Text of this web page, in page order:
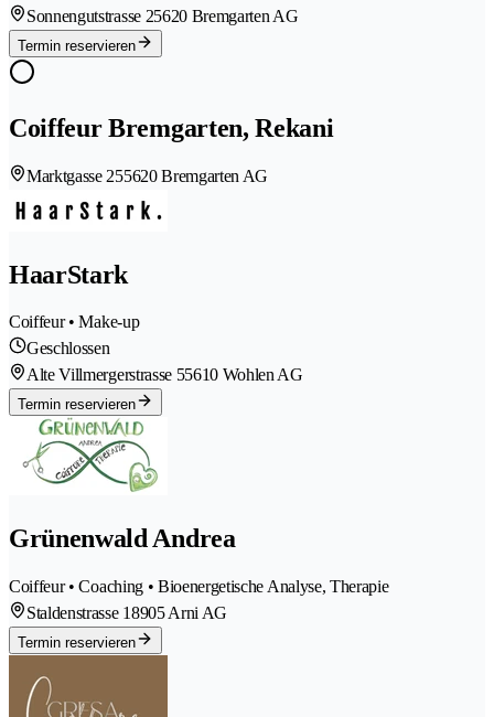
Sonnengutstrasse 25620 Bremgarten AG
Termin reservieren
Coiffeur Bremgarten, Rekani
Marktgasse 255620 Bremgarten AG
HaarStark
Coiffeur • Make-up
Geschlossen
Alte Villmergerstrasse 55610 Wohlen AG
Termin reservieren
Grünenwald Andrea
Coiffeur • Coaching • Bioenergetische Analyse, Therapie
Staldenstrasse 18905 Arni AG
Termin reservieren